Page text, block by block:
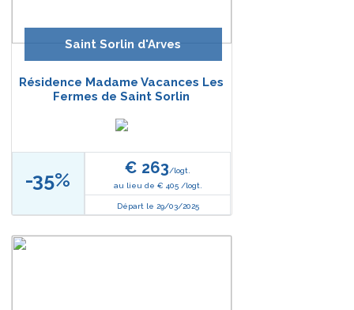
Saint Sorlin d'Arves
Résidence Madame Vacances Les
Fermes de Saint Sorlin
-35% € 263/logt.
au lieu de € 405 /logt.
Départ le 29/03/2025